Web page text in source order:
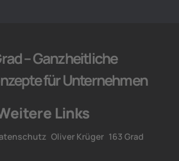
– Ganzheitliche
für Unternehmen
Links
Oliver Krüger 163 Grad